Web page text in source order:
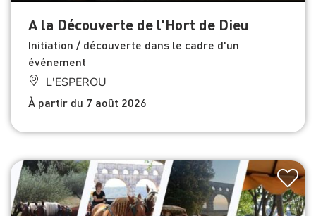
A la Découverte de l'Hort de Dieu
Initiation / découverte dans le cadre d'un
événement
L'ESPEROU
À partir du 7 août 2026